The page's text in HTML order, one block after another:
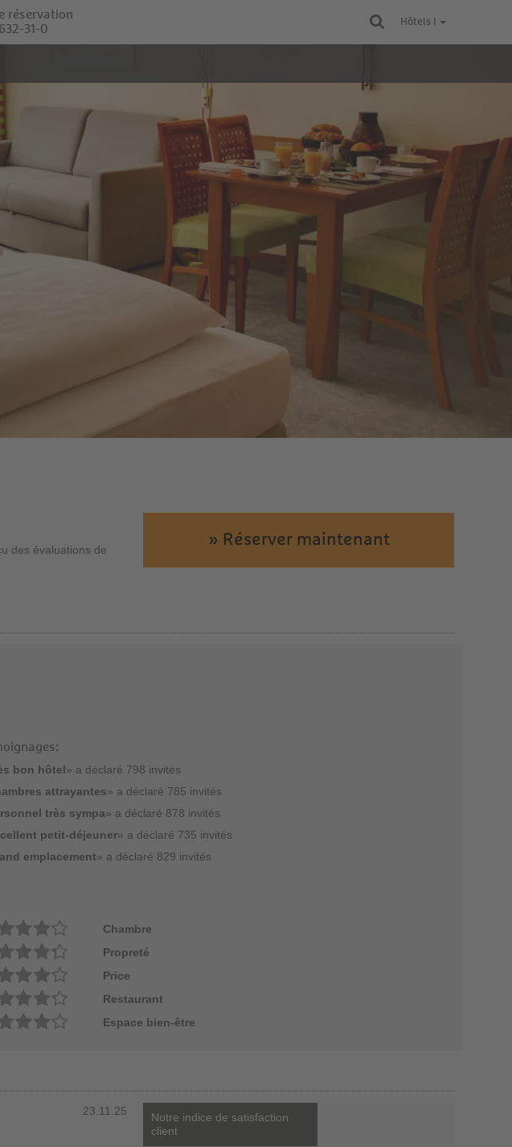
réservation
31-0
Hôtels |
des évaluations de
» Réserver maintenant
bon hôtel» a déclaré 798 invités
attrayantes» a déclaré 785 invités
très sympa» a déclaré 878 invités
petit-déjeuner» a déclaré 735 invités
emplacement» a déclaré 829 invités
Chambre
Propreté
Price
Restaurant
Espace bien-être
23.11.25
Notre indice de satisfaction
client